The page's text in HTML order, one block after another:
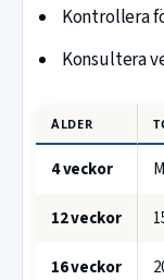
Kontrollera
Konsultera
ÅLDER
4 veckor
12 veckor
16 veckor